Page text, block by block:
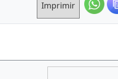
Imprimir